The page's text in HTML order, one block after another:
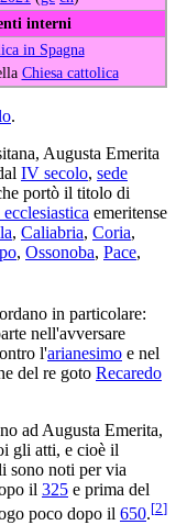
interni
in Spagna
Chiesa cattolica
.
Augusta Emerita
IV secolo, sede
portò il titolo di
emeritense
, Caliabria, Coria,
, Ossonoba, Pace,
in particolare:
nell'avversare
l'arianesimo e nel
del re goto Recaredo
ad Augusta Emerita,
gli atti, e cioè il
sono noti per via
il 325 e prima del
poco dopo il 650.[2]